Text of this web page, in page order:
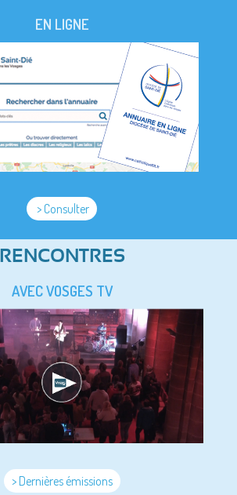
EN LIGNE
> Consulter
RENCONTRES
AVEC VOSGES TV
> Dernières émissions